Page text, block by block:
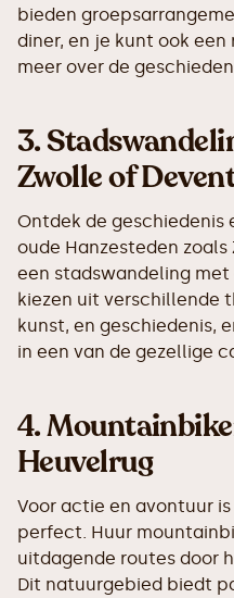
bieden
diner, en je kunt ook
meer over de
3.
Zwolle of
Ontdek de geschiedenis
oude Hanzesteden
een stadswandeling met
kiezen uit verschillende
kunst, en geschiedenis,
in een van de gezellige
4.
Heuvelrug
Voor actie en avontuur
perfect. Huur
uitdagende routes door
Dit natuurgebied biedt